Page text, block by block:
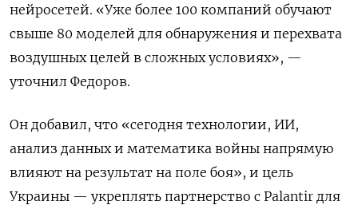
нейросетей. «Уже более 100 компаний обучают
свыше 80 моделей для обнаружения и перехвата
воздушных целей в сложных условиях», —
уточнил Федоров.
Он добавил, что «сегодня технологии, ИИ,
анализ данных и математика войны напрямую
влияют на результат на поле боя», и цель
Украины — укреплять партнерство с Palantir для